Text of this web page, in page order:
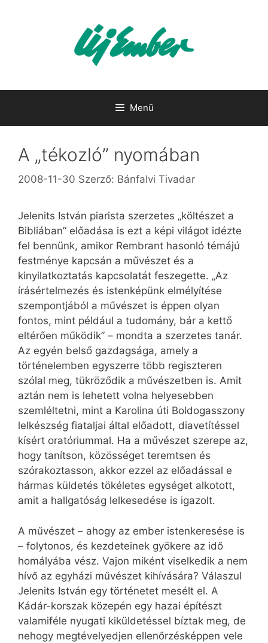
Menü
A „tékozló” nyomában
2008-11-30 Szerző: Bánfalvi Tivadar
Jelenits István piarista szerzetes „költészet a
Bibliában” előadása is ezt a képi világot idézte
fel bennünk, amikor Rembrant hasonló témájú
festménye kapcsán a művészet és a
kinyilatkoztatás kapcsolatát feszegette. „Az
írásértelmezés és istenképünk elmélyítése
szempontjából a művészet is éppen olyan
fontos, mint például a tudomány, bár a kettő
eltérően működik” – mondta a szerzetes tanár.
Az egyén belső gazdagsága, amely a
történelemben egyszerre több regiszteren
szólal meg, tükröződik a művészetben is. Amit
aztán nem is lehetett volna helyesebben
szemléltetni, mint a Karolina úti Boldogasszony
lelkészség fiataljai által előadott, diavetítéssel
kísért oratóriummal. Ha a művészet szerepe az,
hogy tanítson, közösséget teremtsen és
szórakoztasson, akkor ezzel az előadással e
hármas küldetés tökéletes egységet alkotott,
amit a hallgatóság lelkesedése is igazolt.
A művészet – ahogy az ember istenkeresése is
– folytonos, és kezdeteinek gyökere az idő
homályába vész. Vajon miként viselkedik a nem
hívő az egyházi művészet kihívására? Válaszul
Jelenits István egy történetet mesélt el. A
Kádár-korszak közepén egy hazai építészt
valamiféle nyugati kiküldetéssel bíztak meg, de
nehogy megtévelyedjen ellenőrzésképpen vele